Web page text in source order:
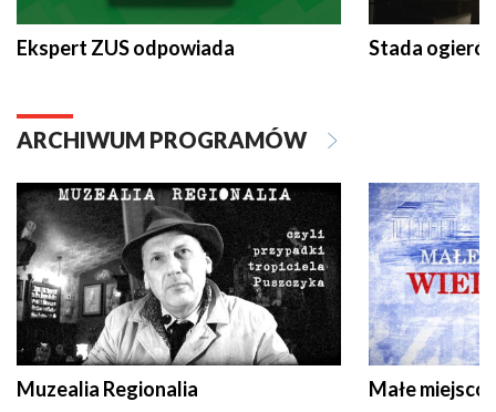
Ekspert ZUS odpowiada Stada
ARCHIWUM PROGRAMÓW
Muzealia Regionalia Małe